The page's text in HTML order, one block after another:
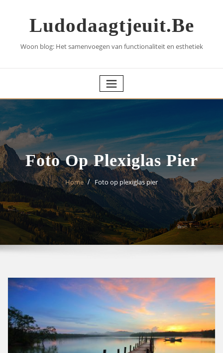
Ludodaagtjeuit.be
Woon blog: Het samenvoegen van functionaliteit en esthetiek
Foto Op Plexiglas Pier
Home Foto op plexiglas pier